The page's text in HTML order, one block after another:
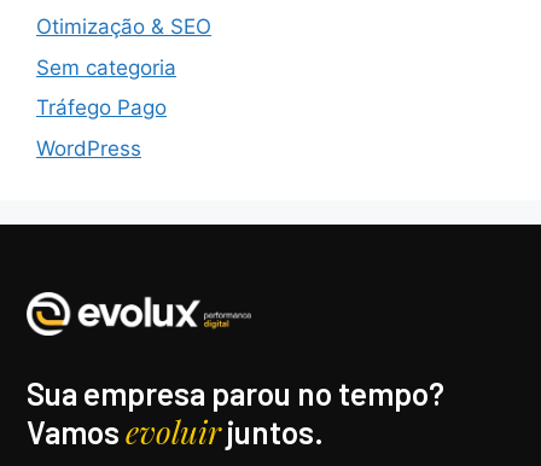
Otimização & SEO
Sem categoria
Tráfego Pago
WordPress
Sua empresa parou no tempo?
Vamosevoluirjuntos.